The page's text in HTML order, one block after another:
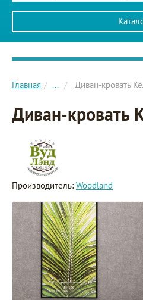
Главное меню сайта
Главная ... Диван-кровать
Диван-кровать
Производитель: Woodland